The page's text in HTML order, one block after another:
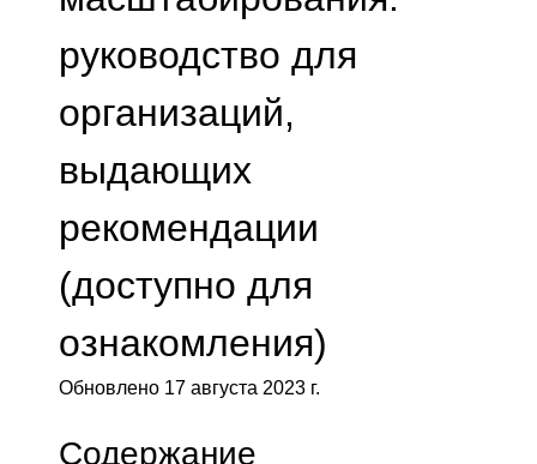
руководство для
организаций,
выдающих
рекомендации
(доступно для
ознакомления)
Обновлено 17 августа 2023 г.
Содержание